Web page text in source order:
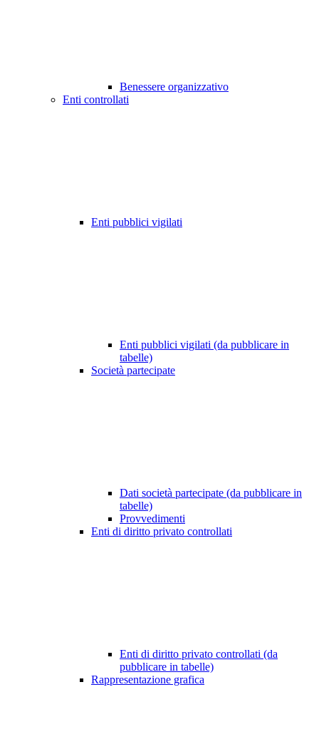
Benessere organizzativo
Enti controllati
Enti pubblici vigilati
Enti pubblici vigilati (da pubblicare in
tabelle)
Società partecipate
Dati società partecipate (da pubblicare in
tabelle)
Provvedimenti
Enti di diritto privato controllati
Enti di diritto privato controllati (da
pubblicare in tabelle)
Rappresentazione grafica